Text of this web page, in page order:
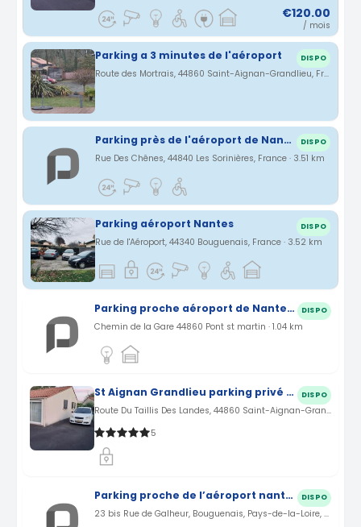
€120.00
/ mois
Parking a 3 minutes de l'aéroport DISPO
Route des Mortrais, 44860 Saint-Aignan-Grandlieu, France · 3.05 km
Parking près de l'aéroport de Nantes DISPO
Rue Des Chênes, 44840 Les Sorinières, France · 3.51 km
Parking aéroport Nantes DISPO
Rue de l'Aéroport, 44340 Bouguenais, France · 3.52 km
Parking proche aéroport de Nantes à Pont Saint-Martin (44) DISPO
Chemin de la Gare 44860 Pont st martin · 1.04 km
St Aignan Grandlieu parking privé proche aéroport Nantes Atlantique DISPO
Route Du Taillis Des Landes, 44860 Saint-Aignan-Grandlieu, France · 2.9 km
5
Parking proche de l’aéroport nantes DISPO
23 bis Rue de Galheur, Bouguenais, Pays-de-la-Loire, France · 3.58 km